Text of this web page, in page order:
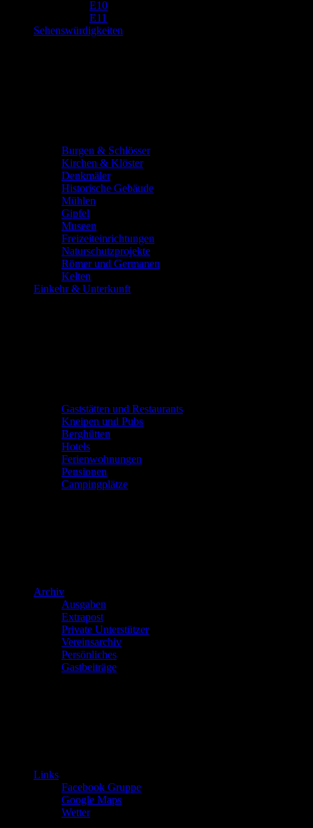
E10
E11
Sehenswürdigkeiten
Burgen & Schlösser
Kirchen & Klöster
Denkmäler
Historische Gebäude
Mühlen
Gipfel
Museen
Freizeiteinrichtungen
Naturschutzprojekte
Römer und Germanen
Kelten
Einkehr & Unterkunft
Gaststätten und Restaurants
Kneipen und Pubs
Berghütten
Hotels
Ferienwohnungen
Pensionen
Campingplätze
Archiv
Ausgaben
Extrapost
Private Unterstützer
Vereinsarchiv
Persönliches
Gastbeiträge
Links
Facebook Gruppe
Google Maps
Wetter